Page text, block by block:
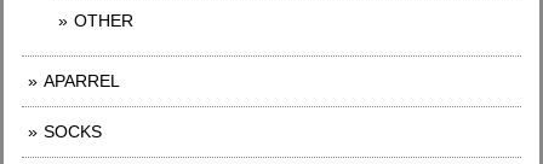
OTHER
APARREL
SOCKS